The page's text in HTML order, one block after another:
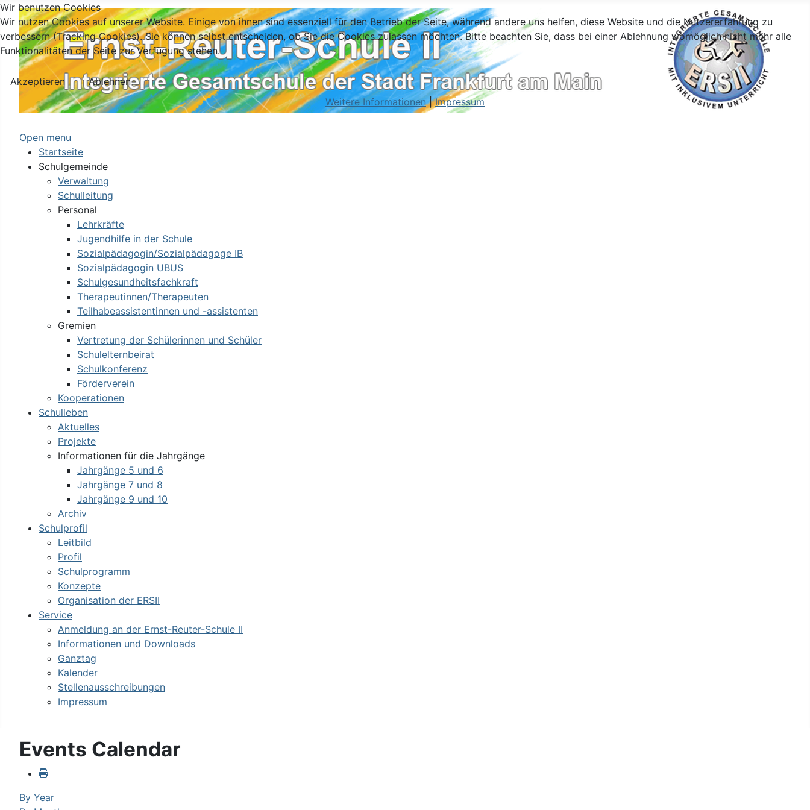
Open menu
Startseite
Schulgemeinde
Verwaltung
Schulleitung
Personal
Lehrkräfte
Jugendhilfe in der Schule
Sozialpädagogin/Sozialpädagoge IB
Sozialpädagogin UBUS
Schulgesundheitsfachkraft
Therapeutinnen/Therapeuten
Teilhabeassistentinnen und -assistenten
Gremien
Vertretung der Schülerinnen und Schüler
Schulelternbeirat
Schulkonferenz
Förderverein
Kooperationen
Schulleben
Aktuelles
Projekte
Informationen für die Jahrgänge
Jahrgänge 5 und 6
Jahrgänge 7 und 8
Jahrgänge 9 und 10
Archiv
Schulprofil
Leitbild
Profil
Schulprogramm
Konzepte
Organisation der ERSII
Service
Anmeldung an der Ernst-Reuter-Schule II
Informationen und Downloads
Ganztag
Kalender
Stellenausschreibungen
Impressum
Events Calendar
By Year
Wir benutzen Cookies
Wir nutzen Cookies auf unserer Website. Einige von ihnen sind essenziell für den Betrieb der Seite, während andere uns helfen, diese Website und die Nutzererfahrung zu
verbessern (Tracking Cookies). Sie können selbst entscheiden, ob Sie die Cookies zulassen möchten. Bitte beachten Sie, dass bei einer Ablehnung womöglich nicht mehr alle
Funktionalitäten der Seite zur Verfügung stehen.
Akzeptieren
Ablehnen
Weitere Informationen|Impressum